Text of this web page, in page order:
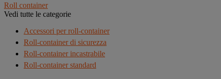
Roll container
Vedi tutte le categorie
Accessori per roll-container
Roll-container di sicurezza
Roll-container incastrabile
Roll-container standard